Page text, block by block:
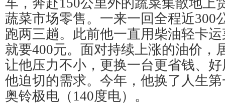
车，奔赴150公里外的蔬菜集散地上
蔬菜市场零售。一来一回全程近300
跑两三趟。此前他一直用柴油轻卡
就要400元。面对持续上涨的油价，
让他压力不小，更换一台更省钱、
他迫切的需求。今年，他换了人生
奥铃极电（140度电）。